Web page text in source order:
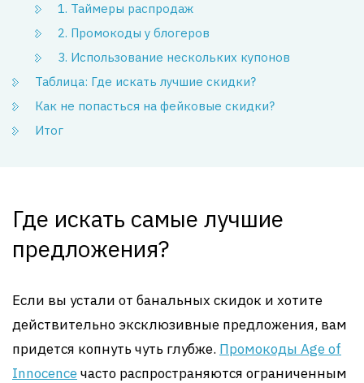
1. Таймеры распродаж
2. Промокоды у блогеров
3. Использование нескольких купонов
Таблица: Где искать лучшие скидки?
Как не попасться на фейковые скидки?
Итог
Где искать самые лучшие
предложения?
Если вы устали от банальных скидок и хотите
действительно эксклюзивные предложения, вам
придется копнуть чуть глубже. Промокоды Age of
Innocenceчасто распространяются ограниченным